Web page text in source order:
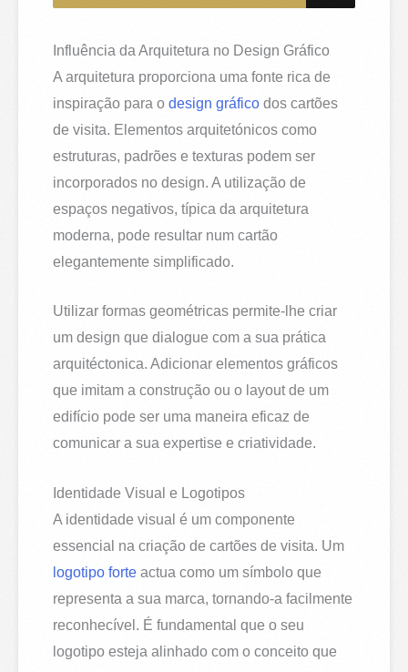
Influência da Arquitetura no Design Gráfico
A arquitetura proporciona uma fonte rica de
inspiração para odesign gráfico dos cartões
de visita. Elementos arquitetónicos como
estruturas, padrões e texturas podem ser
incorporados no design. A utilização de
espaços negativos, típica da arquitetura
moderna, pode resultar num cartão
elegantemente simplificado.
Utilizar formas geométricas permite-lhe criar
um design que dialogue com a sua prática
arquitéctonica. Adicionar elementos gráficos
que imitam a construção ou o layout de um
edifício pode ser uma maneira eficaz de
comunicar a sua expertise e criatividade.
Identidade Visual e Logotipos
A identidade visual é um componente
essencial na criação de cartões de visita. Um
logotipo forte actua como um símbolo que
representa a sua marca, tornando-a facilmente
reconhecível. É fundamental que o seu
logotipo esteja alinhado com o conceito que